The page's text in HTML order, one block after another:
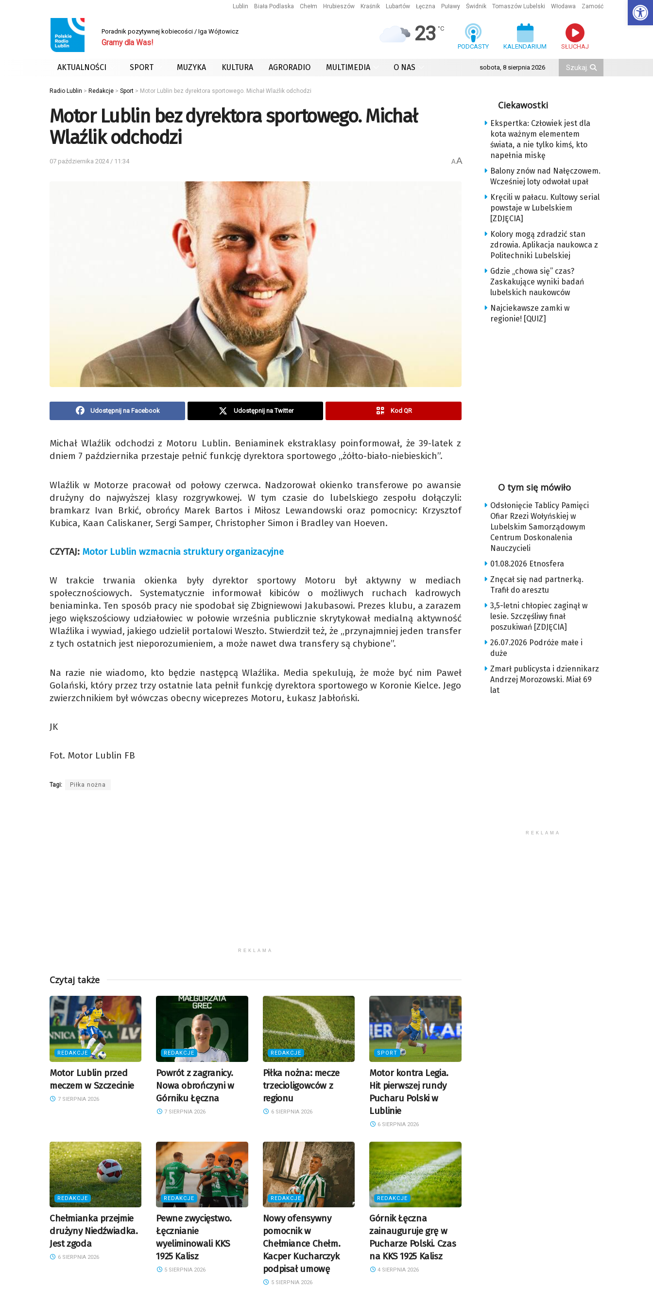
Lublin Biała Podlaska Chełm Hrubieszów Kraśnik Lubartów Łęczna Puławy Świdnik Tomaszów Lubelski Włodawa Zamość
Poradnik pozytywnej kobiecości / Iga Wójtowicz
Gramy dla Was! 23 °C
PODCASTY KALENDARIUM SŁUCHAJ
AKTUALNOŚCI SPORT MUZYKA KULTURA AGRORADIO MULTIMEDIA O NAS sobota, 8 sierpnia 2026
Radio Lublin > Redakcje > Sport > Motor Lublin bez dyrektora sportowego. Michał Wlaźlik odchodzi
Motor Lublin bez dyrektora sportowego. Michał
Wlaźlik odchodzi
07 października 2024 / 11:34 AA
Udostępnij na Facebook Udostępnij na Twitter Kod QR
Michał Wlaźlik odchodzi z Motoru Lublin. Beniaminek ekstraklasy poinformował, że 39-latek z
dniem 7 października przestaje pełnić funkcję dyrektora sportowego „żółto-biało-niebieskich”.
Wlaźlik w Motorze pracował od połowy czerwca. Nadzorował okienko transferowe po awansie
drużyny do najwyższej klasy rozgrywkowej. W tym czasie do lubelskiego zespołu dołączyli:
bramkarz Ivan Brkić, obrońcy Marek Bartos i Miłosz Lewandowski oraz pomocnicy: Krzysztof
Kubica, Kaan Caliskaner, Sergi Samper, Christopher Simon i Bradley van Hoeven.
CZYTAJ: Motor Lublin wzmacnia struktury organizacyjne
W trakcie trwania okienka były dyrektor sportowy Motoru był aktywny w mediach
społecznościowych. Systematycznie informował kibiców o możliwych ruchach kadrowych
beniaminka. Ten sposób pracy nie spodobał się Zbigniewowi Jakubasowi. Prezes klubu, a zarazem
jego większościowy udziałowiec w połowie września publicznie skrytykował medialną aktywność
Wlaźlika i wywiad, jakiego udzielił portalowi Weszło. Stwierdził też, że „przynajmniej jeden transfer
z tych ostatnich jest nieporozumieniem, a może nawet dwa transfery są chybione”.
Na razie nie wiadomo, kto będzie następcą Wlaźlika. Media spekulują, że może być nim Paweł
Golański, który przez trzy ostatnie lata pełnił funkcję dyrektora sportowego w Koronie Kielce. Jego
zwierzchnikiem był wówczas obecny wiceprezes Motoru, Łukasz Jabłoński.
JK
Fot. Motor Lublin FB
Tagi: Piłka nożna
REKLAMA
Czytaj także
REDAKCJE
Motor Lublin przed
meczem w Szczecinie
7 SIERPNIA 2026
REDAKCJE
Powrót z zagranicy.
Nowa obrończyni w
Górniku Łęczna
7 SIERPNIA 2026
REDAKCJE
Piłka nożna: mecze
trzecioligowców z
regionu
6 SIERPNIA 2026
SPORT
Motor kontra Legia.
Hit pierwszej rundy
Pucharu Polski w
Lublinie
6 SIERPNIA 2026
REDAKCJE
Chełmianka przejmie
drużyny Niedźwiadka.
Jest zgoda
6 SIERPNIA 2026
REDAKCJE
Pewne zwycięstwo.
Łęcznianie
wyeliminowali KKS
1925 Kalisz
5 SIERPNIA 2026
REDAKCJE
Nowy ofensywny
pomocnik w
Chełmiance Chełm.
Kacper Kucharczyk
podpisał umowę
5 SIERPNIA 2026
REDAKCJE
Górnik Łęczna
zainauguruje grę w
Pucharze Polski. Czas
na KKS 1925 Kalisz
4 SIERPNIA 2026
Ciekawostki
Ekspertka: Człowiek jest dla
kota ważnym elementem
świata, a nie tylko kimś, kto
napełnia miskę
Balony znów nad Nałęczowem.
Wcześniej loty odwołał upał
Kręcili w pałacu. Kultowy serial
powstaje w Lubelskiem
[ZDJĘCIA]
Kolory mogą zdradzić stan
zdrowia. Aplikacja naukowca z
Politechniki Lubelskiej
Gdzie „chowa się” czas?
Zaskakujące wyniki badań
lubelskich naukowców
Najciekawsze zamki w
regionie! [QUIZ]
O tym się mówiło
Odsłonięcie Tablicy Pamięci
Ofiar Rzezi Wołyńskiej w
Lubelskim Samorządowym
Centrum Doskonalenia
Nauczycieli
01.08.2026 Etnosfera
Znęcał się nad partnerką.
Trafił do aresztu
3,5-letni chłopiec zaginął w
lesie. Szczęśliwy finał
poszukiwań [ZDJĘCIA]
26.07.2026 Podróże małe i
duże
Zmarł publicysta i dziennikarz
Andrzej Morozowski. Miał 69
lat
REKLAMA